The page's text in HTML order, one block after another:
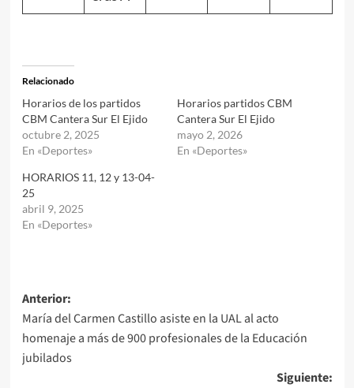
Relacionado
Horarios de los partidos
CBM Cantera Sur El Ejido
octubre 2, 2025
En «Deportes»
Horarios partidos CBM
Cantera Sur El Ejido
mayo 2, 2026
En «Deportes»
HORARIOS 11, 12 y 13-04-
25
abril 9, 2025
En «Deportes»
Navegación
de
entradas
Anterior:
María del Carmen Castillo asiste en la UAL al acto
homenaje a más de 900 profesionales de la Educación
jubilados
Siguiente: